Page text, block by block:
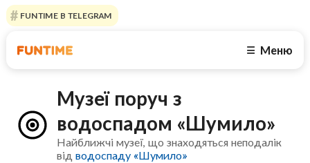
FUNTIME В TELEGRAM
☰ Меню
Музеї поруч з
водоспадом «Шумило»
Найближчі музеї, що знаходяться неподалік
відводоспаду «Шумило»